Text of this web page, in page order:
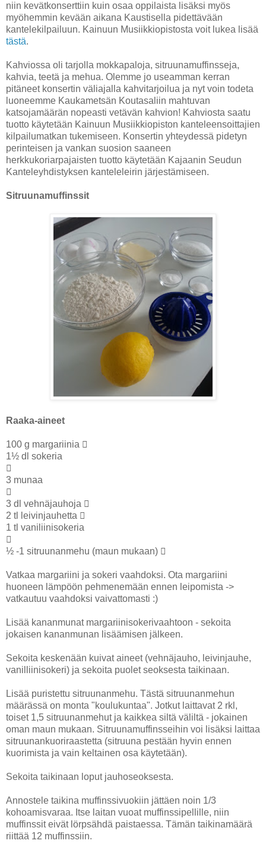
niin kevätkonserttiin kuin osaa oppilaista lisäksi myös
myöhemmin kevään aikana Kaustisella pidettävään
kantelekilpailuun. Kainuun Musiikkiopistosta voit lukea lisää
tästä.
Kahviossa oli tarjolla mokkapaloja, sitruunamuffinsseja,
kahvia, teetä ja mehua. Olemme jo useamman kerran
pitäneet konsertin väliajalla kahvitarjoilua ja nyt voin todeta
luoneemme Kaukametsän Koutasaliin mahtuvan
katsojamäärän nopeasti vetävän kahvion! Kahviosta saatu
tuotto käytetään Kainuun Musiikkiopiston kanteleensoittajien
kilpailumatkan tukemiseen. Konsertin yhteydessä pidetyn
perinteisen ja vankan suosion saaneen
herkkukoriarpajaisten tuotto käytetään Kajaanin Seudun
Kanteleyhdistyksen kanteleleirin järjestämiseen.
Sitruunamuffinssit
Raaka-aineet
100 g margariinia 
1½ dl sokeria

3 munaa

3 dl vehnäjauhoja 
2 tl leivinjauhetta 
1 tl vaniliinisokeria

½ -1 sitruunanmehu (maun mukaan) 
Vatkaa margariini ja sokeri vaahdoksi. Ota margariini
huoneen lämpöön pehmenemään ennen leipomista ->
vatkautuu vaahdoksi vaivattomasti :)
Lisää kananmunat margariinisokerivaahtoon - sekoita
jokaisen kananmunan lisäämisen jälkeen.
Sekoita keskenään kuivat aineet (vehnäjauho, leivinjauhe,
vanilliinisokeri) ja sekoita puolet seoksesta taikinaan.
Lisää puristettu sitruunanmehu. Tästä sitruunanmehun
määrässä on monta "koulukuntaa". Jotkut laittavat 2 rkl,
toiset 1,5 sitruunanmehut ja kaikkea siltä väliltä - jokainen
oman maun mukaan. Sitruunamuffinsseihin voi lisäksi laittaa
sitruunankuoriraastetta (sitruuna pestään hyvin ennen
kuorimista ja vain keltainen osa käytetään).
Sekoita taikinaan loput jauhoseoksesta.
Annostele taikina muffinssivuokiin jättäen noin 1/3
kohoamisvaraa. Itse laitan vuoat muffinssipellille, niin
muffinssit eivät lörpsähdä paistaessa. Tämän taikinamäärä
riittää 12 muffinssiin.